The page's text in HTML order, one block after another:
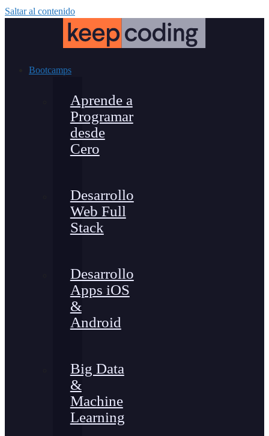
Saltar al contenido
Bootcamps
Aprende a
Programar
desde
Cero
Desarrollo
Web Full
Stack
Desarrollo
Apps iOS
&
Android
Big Data
&
Machine
Learning